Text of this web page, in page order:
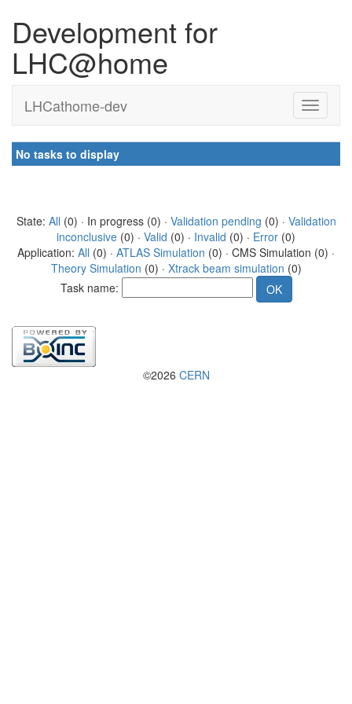
Development for
LHC@home
LHCathome-dev
No tasks to display
State: All (0) · In progress (0) · Validation pending (0) · Validation
inconclusive (0) · Valid (0) · Invalid (0) · Error (0)
Application: All (0) · ATLAS Simulation (0) · CMS Simulation (0) ·
Theory Simulation (0) · Xtrack beam simulation (0)
Task name:
©2026 CERN